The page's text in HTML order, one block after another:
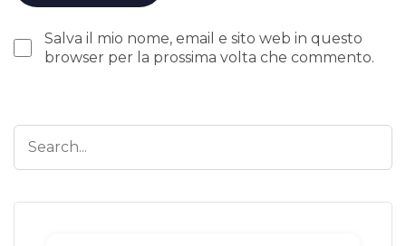
Salva il mio nome, email e sito web in questo
browser per la prossima volta che commento.